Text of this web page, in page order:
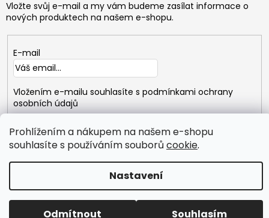
Prohlížením a nákupem na našem e-shopu
souhlasíte s používáním souborů cookie.
Nastavení
Odmítnout Souhlasím
Vložte svůj e-mail a my vám budeme zasílat informace o
nových produktech na našem e-shopu.
E-mail
Vložením e-mailu souhlasíte s podmínkami ochrany
osobních údajů
PŘIHLÁSIT
SE
GYMTIME. Všechna práva vyhrazena.